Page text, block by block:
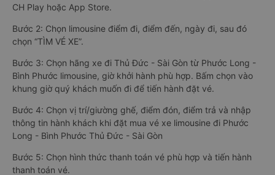
CH Play hoặc App Store.
Bước 2: Chọn limousine điểm đi, điểm đến, ngày đi, sau đó
chọn “TÌM VÉ XE”.
Bước 3: Chọn hãng xe đi Thủ Đức - Sài Gòn từ Phước Long -
Bình Phước limousine, giờ khởi hành phù hợp. Bấm chọn vào
khung giờ quý khách muốn đi để tiến hành đặt vé.
Bước 4: Chọn vị trí/giường ghế, điểm đón, điểm trả và nhập
thông tin hành khách khi đặt mua vé xe limousine đi Phước
Long - Bình Phước Thủ Đức - Sài Gòn
Bước 5: Chọn hình thức thanh toán vé phù hợp và tiến hành
thanh toán vé.